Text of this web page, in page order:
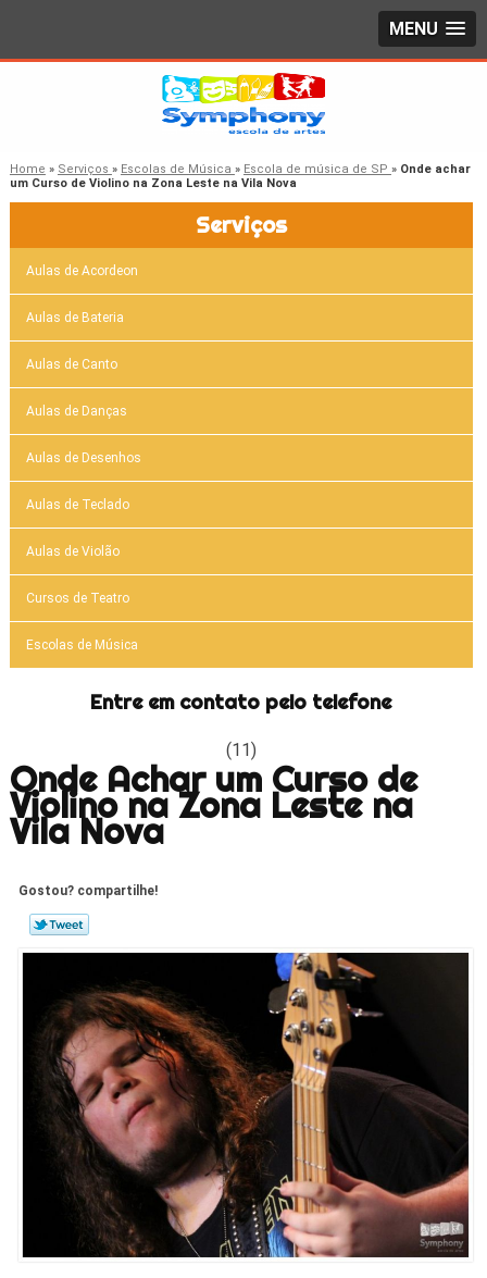
MENU
Home » Serviços » Escolas de Música » Escola de música de SP » Onde achar
um Curso de Violino na Zona Leste na Vila Nova
Serviços
Aulas de Acordeon
Aulas de Bateria
Aulas de Canto
Aulas de Danças
Aulas de Desenhos
Aulas de Teclado
Aulas de Violão
Cursos de Teatro
Escolas de Música
Entre em contato pelo telefone
(11)
Onde Achar um Curso de
Violino na Zona Leste na
Vila Nova
Gostou? compartilhe!